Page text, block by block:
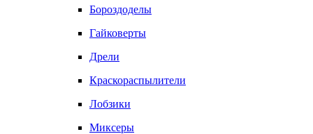
Бороздоделы
Гайковерты
Дрели
Краскораспылители
Лобзики
Миксеры